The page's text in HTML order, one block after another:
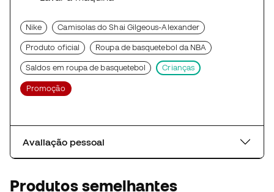
Nike Camisolas do Shai Gilgeous-Alexander
Produto oficial Roupa de basquetebol da NBA
Saldos em roupa de basquetebol Crianças
Promoção
Avaliação pessoal
Produtos semelhantes